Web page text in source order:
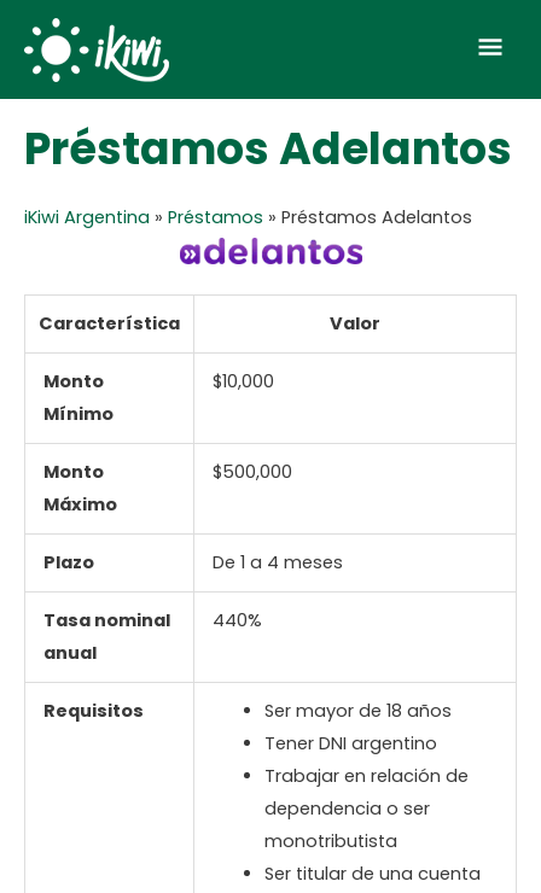
content
Préstamos Adelantos
iKiwi Argentina » Préstamos » Préstamos Adelantos
Característica Valor
Monto
Mínimo
$10,000
Monto
Máximo
$500,000
Plazo De 1 a 4 meses
Tasa nominal
anual
440%
Requisitos
Ser mayor de 18 años
Tener DNI argentino
Trabajar en relación de
dependencia o ser
monotributista
Ser titular de una cuenta